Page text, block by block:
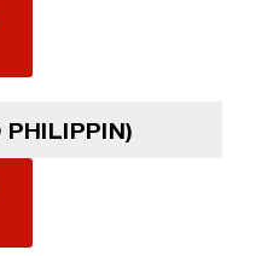
PHILIPPIN)